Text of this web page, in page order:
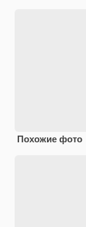
Похожие фото